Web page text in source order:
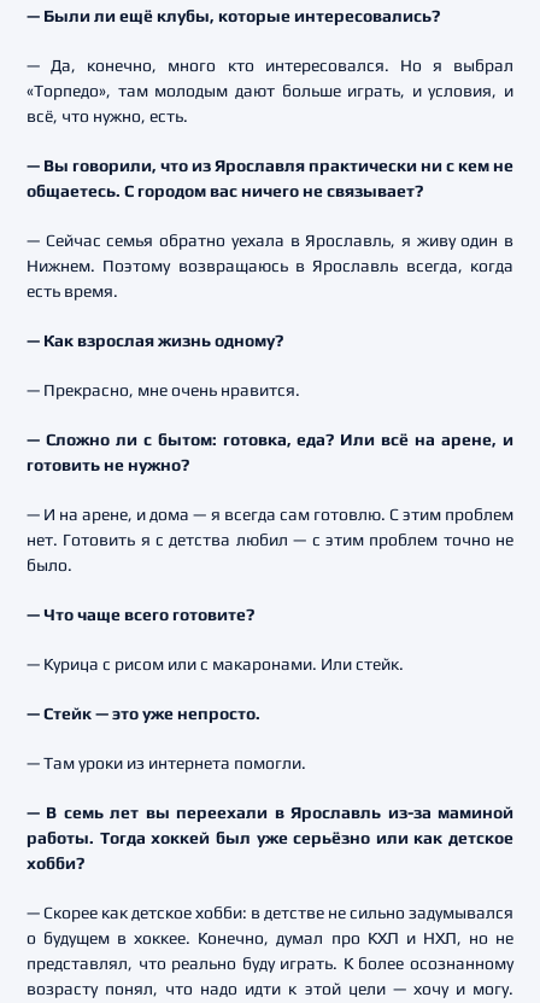
— Были ли ещё клубы, которые интересовались?
— Да, конечно, много кто интересовался. Но я выбрал
«Торпедо», там молодым дают больше играть, и условия, и
всё, что нужно, есть.
— Вы говорили, что из Ярославля практически ни с кем не
общаетесь. С городом вас ничего не связывает?
— Сейчас семья обратно уехала в Ярославль, я живу один в
Нижнем. Поэтому возвращаюсь в Ярославль всегда, когда
есть время.
— Как взрослая жизнь одному?
— Прекрасно, мне очень нравится.
— Сложно ли с бытом: готовка, еда? Или всё на арене, и
готовить не нужно?
— И на арене, и дома — я всегда сам готовлю. С этим проблем
нет. Готовить я с детства любил — с этим проблем точно не
было.
— Что чаще всего готовите?
— Курица с рисом или с макаронами. Или стейк.
— Стейк — это уже непросто.
— Там уроки из интернета помогли.
— В семь лет вы переехали в Ярославль из-за маминой
работы. Тогда хоккей был уже серьёзно или как детское
хобби?
— Скорее как детское хобби: в детстве не сильно задумывался
о будущем в хоккее. Конечно, думал про КХЛ и НХЛ, но не
представлял, что реально буду играть. К более осознанному
возрасту понял, что надо идти к этой цели — хочу и могу.